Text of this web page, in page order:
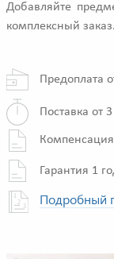
Добавляйте
комплексный заказ.
Предоплата
Поставка от
Гарантия 1
Подробный